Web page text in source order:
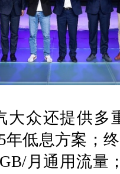
众还提供多
年低息方案；
月通用流量